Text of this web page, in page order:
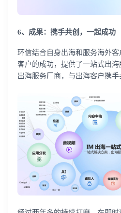
6、成果：携手共创，一起成功
环信结合自身出海和服务海外
客户的成功，提供了一站式出
出海服务厂商，与出海客户携手
不了，谢谢